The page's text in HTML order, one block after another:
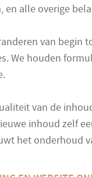
en alle overige
van begin
We houden
van de
inhoud zelf
het onderhoud